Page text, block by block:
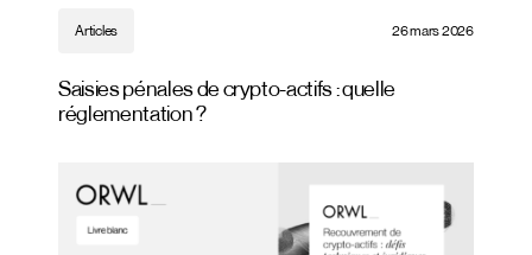
Articles 26 mars 2026
Saisies pénales de crypto-actifs : quelle
réglementation ?